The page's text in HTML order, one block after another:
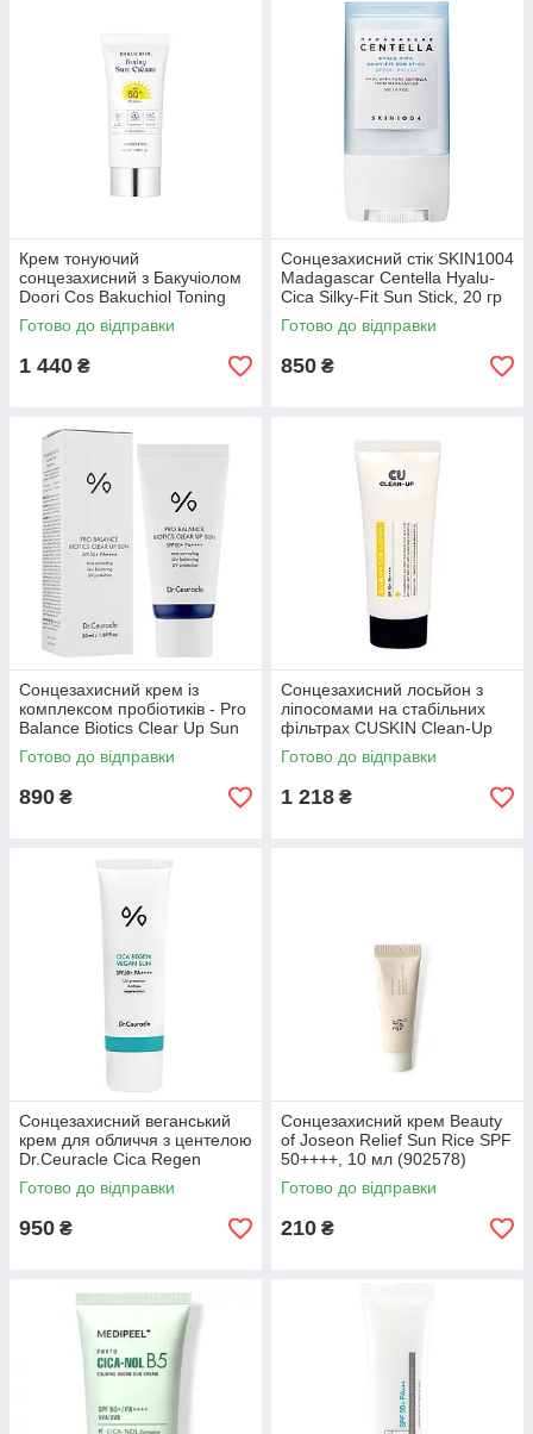
Крем тонуючий
сонцезахисний з Бакучіолом
Doori Cos Bakuchiol Toning
Sun Cream 50 ml / SPF 50 +
PA +
Готово до відправки
1 440 ₴
Сонцезахисний стік SKIN1004
Madagascar Centella Hyalu-
Cica Silky-Fit Sun Stick, 20 гр
(830214)
Готово до відправки
850 ₴
Сонцезахисний крем із
комплексом пробіотиків - Pro
Balance Biotics Clear Up Sun
SPF50/PA++++ (614884)
Готово до відправки
890 ₴
Сонцезахисний лосьйон з
ліпосомами на стабільних
фільтрах CUSKIN Clean-Up
SPF50+ PA++++, 60мл
(222855)
Готово до відправки
1 218 ₴
Сонцезахисний веганський
крем для обличчя з центелою
Dr.Ceuracle Cica Regen
Vegan Sun Gel SPF (614983)
Готово до відправки
950 ₴
Сонцезахисний крем Beauty
of Joseon Relief Sun Rice SPF
50++++, 10 мл (902578)
Готово до відправки
210 ₴